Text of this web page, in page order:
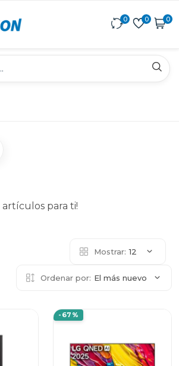
0 0 0
artículos para ti!
Mostrar: 12
Ordenar por: El más nuevo
-67%